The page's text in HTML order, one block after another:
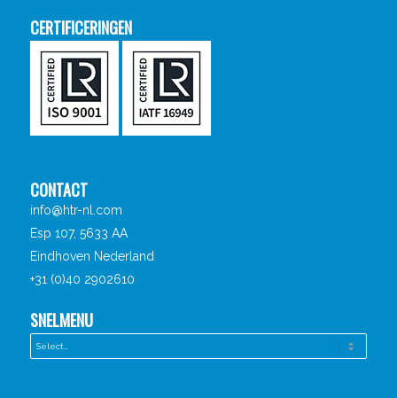
CERTIFICERINGEN
CONTACT
info@htr-nl.com
Esp 107, 5633 AA
Eindhoven Nederland
+31 (0)40 2902610
SNELMENU